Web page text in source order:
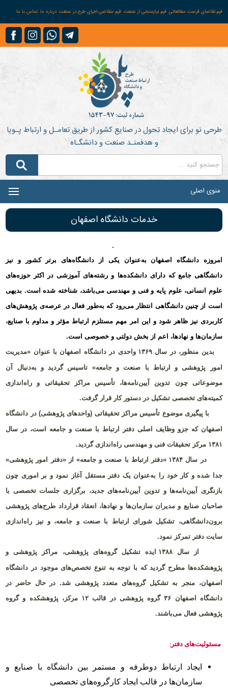
فرم تقاضای فرصت مطالعاتی فرم نیازسنجی از صنعت فرم متقاضی اجرای طرح در صنعت درباره ما تماس با ما
طرحی نو برای ایجاد تحول در صنایع کشور از طریق تعامـل و ارتباط پـویا
و هدفمنـد صنعت و دانشگـاه
منوی اصلی
خدمات دانشگاه اصفهان
امروزه دانشگاه اصفهان به‌عنوان یکی از دانشگاه‌های برتر کشور و نیز
دانشگاهی جامع که دارای دانشکده‌ها و رشته‌های آموزشی در اکثر حوزه‌های
علوم انسانی، علوم پایه و فنی و مهندسی می‌باشد، شناخته شده است. بدیهی
است از چنین دانشگاهی انتظار می‌رود که به‌طور فعال در عرصه‌ی پژوهش‌های
کاربردی نیز ظاهر شود و این امر مهم مستلزم ارتباط مؤثر و مداوم با صنایع،
سازمان‌ها و نهادها، اعم از بخش دولتی و خصوصی است.
بدین منظور، در سال ۱۳۶۹ واحدی در دانشگاه اصفهان با عنوان «مدیریت
امور پژوهشی و ارتباط با صنعت و جامعه» تاسیس گردید و به‌دنبال آن
موضوعاتی چون تدوین آیین‌نامه‌ها، تأسیس مراکز تحقیقاتی و راه‌اندازی
کمیته‌های تخصصی تشکیل در دستور کار قرار گرفت.
با پیگیری موضوع تأسیس مراکز تحقیقاتی (واحدهای پژوهشی) در دانشگاه
اصفهان که جزو وظایف اصلی دفتر ارتباط با صنعت و جامعه است، در سال
۱۳۸۱ مرکز تحقیقات فنی و مهندسی راه‌اندازی گردید.
در سال ۱۳۸۴ «دفتر ارتباط با صنعت و جامعه» از «دفتر امور پژوهشی»
جدا شده و کار خود را به‌عنوان یک دفتر مستقل آغاز نمود و بر اموری چون
بازنگری آیین‌نامه‌ها و تدوین آیین‌نامه‌های جدید، برگزاری جلسات تخصصی با
صاحبان صنایع و مدیران سازمان‌ها و نهادها، انعقاد قرارداد طرح‌های پژوهشی
برون‌دانشگاهی، تشکیل شورای ارتباط با صنعت و جامعه، و نیز راه‌اندازی
سایت دفتر تمرکز نمود.
از سال ۱۳۸۸ ایده‌ تشکیل گروه‌های پژوهشی، مراکز پژوهشی و
پژوهشکده‌ها مطرح گردید که با توجه به تنوع تخصص‌های موجود در دانشگاه
اصفهان، منجر به تشکیل گروه‌های متعدد پژوهشی شد. در حال حاضر در
دانشگاه اصفهان ۳۶ گروه پژوهشی در قالب ۱۲ مرکز، پژوهشکده و گروه
پژوهشی فعال می‌باشند.
مسئولیت‌های دفتر:
ایجاد ارتباط دوطرفه و مستمر بین دانشگاه با صنایع و
سازمان‌ها در قالب ایجاد کارگروه‌های تخصصی